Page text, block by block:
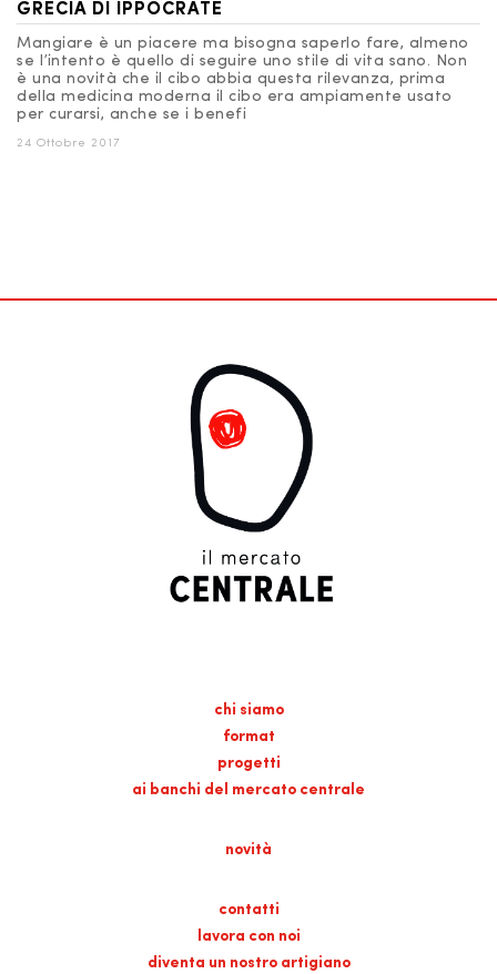
GRECIA DI IPPOCRATE
Mangiare è un piacere ma bisogna saperlo fare, almeno
se l’intento è quello di seguire uno stile di vita sano. Non
è una novità che il cibo abbia questa rilevanza, prima
della medicina moderna il cibo era ampiamente usato
per curarsi, anche se i benefi
24 Ottobre 2017
chi siamo
format
progetti
ai banchi del mercato centrale
novità
contatti
lavora con noi
diventa un nostro artigiano